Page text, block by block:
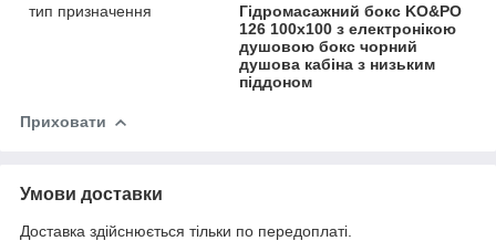
тип призначення
Гідромасажний бокс KO&PO
126 100x100 з електронікою
душовою бокс чорний
душова кабіна з низьким
піддоном
Приховати
Умови доставки
Доставка здійснюється тільки по передоплаті.